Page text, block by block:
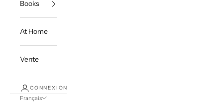
Books
At Home
Vente
CONNEXION
Français